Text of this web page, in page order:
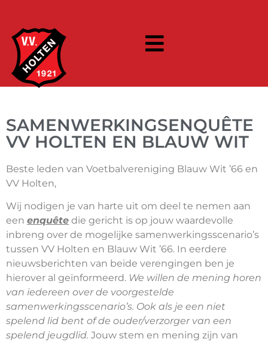
SAMENWERKINGSENQUÊTE
VV HOLTEN EN BLAUW WIT
Beste leden van Voetbalvereniging Blauw Wit ’66 en
VV Holten,
Wij nodigen je van harte uit om deel te nemen aan
een enquête die gericht is op jouw waardevolle
inbreng over de mogelijke samenwerkingsscenario’s
tussen VV Holten en Blauw Wit ’66. In eerdere
nieuwsberichten van beide verengingen ben je
hierover al geïnformeerd. We willen de mening horen
van iedereen over de voorgestelde
samenwerkingsscenario’s. Ook als je een niet
spelend lid bent of de ouder/verzorger van een
spelend jeugdlid. Jouw stem en mening zijn van